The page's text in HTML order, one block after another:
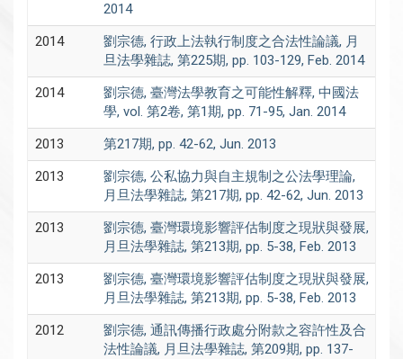
2014
2014
劉宗德, 行政上法執行制度之合法性論議, 月
旦法學雜誌, 第225期, pp. 103-129, Feb. 2014
2014
劉宗德, 臺灣法學教育之可能性解釋, 中國法
學, vol. 第2卷, 第1期, pp. 71-95, Jan. 2014
2013
第217期, pp. 42-62, Jun. 2013
2013
劉宗德, 公私協力與自主規制之公法學理論,
月旦法學雜誌, 第217期, pp. 42-62, Jun. 2013
2013
劉宗德, 臺灣環境影響評估制度之現狀與發展,
月旦法學雜誌, 第213期, pp. 5-38, Feb. 2013
2013
劉宗德, 臺灣環境影響評估制度之現狀與發展,
月旦法學雜誌, 第213期, pp. 5-38, Feb. 2013
2012
劉宗德, 通訊傳播行政處分附款之容許性及合
法性論議, 月旦法學雜誌, 第209期, pp. 137-